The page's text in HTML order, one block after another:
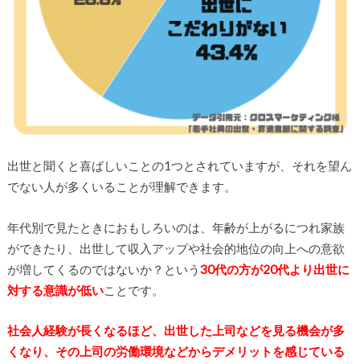
出世と聞くと喜ばしいことの1つとされていますが、それを望ん
でない人が多くいることが理解できます。
年代別で見たときにおもしろいのは、年齢が上がるにつれ家族
ができたり、出世して収入アップや社会的地位の向上への意欲
が増してくるのではないか？という 30代の方が20代より出世に
対する意識が低いことです。
社会人経験が長くなるほど、出世した上司などを見る機会が多
くなり、その上司の労働環境などからデメリットを感じている